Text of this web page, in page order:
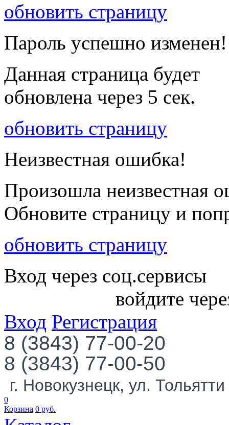
обновить страницу
Пароль успешно изменен!
Данная страница будет
обновлена через 5 сек.
обновить страницу
Неизвестная ошибка!
Произошла неизвестная
Обновите страницу и
обновить страницу
Вход через соц.сервисы
войдите
Вход Регистрация
8 (3843) 77-00-20
8 (3843) 77-00-50
г. Новокузнецк, ул.
0
Корзина 0 руб.